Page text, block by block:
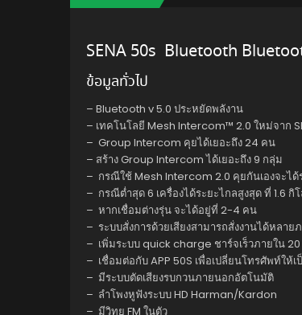
SENA 50s Bluetooth
ข้อมูลทั่วไป
– Bluetooth v 5.0 ประหยัดพลังาน
– เทคโนโลยี Mesh Intercom™ 2.0 ใหม่จาก
– Group Intercom คุยได้เยอะถึง 24 คน
– สร้าง Group Intercom ได้เยอะถึง 9 กลุ่ม
– กรณีใช้ Mesh Intercom 2.0 คุยกันเองจะได้
– กรณีต่ำสุด 6 เครื่องได้ระยะไกลสูงสุด ที่ 1.6 กิ
– หากเชื่อมต่างรุ่น จะได้อยู่ที่ 2-4 คน
– ระบบสั่งการด้วยเสียงสามารถสั่งงานได้หลา
– เพิ่มระบบ quick charge ชาร์จเร็วภายใน
– เชื่อมต่อกับ APP 50S เพื่อเปลี่ยนโทรศัพท์ใ
– มีระบบตัดเสียงรบกวนภายนอกอัตโนมัติ
– ลำโพงหูฟังระบบ HD Harman/Kardon
– มีวิทยุ FM ในตัว